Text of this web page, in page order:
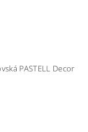
PASTELL Decor